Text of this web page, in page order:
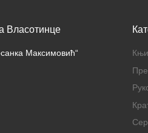
Власотинце
Максимовић“